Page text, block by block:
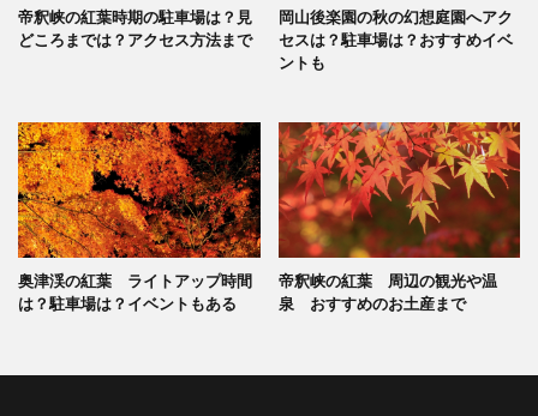
帝釈峡の紅葉時期の駐車場は？見
どころまでは？アクセス方法まで
岡山後楽園の秋の幻想庭園へアク
セスは？駐車場は？おすすめイベ
ントも
奥津渓の紅葉 ライトアップ時間
は？駐車場は？イベントもある
帝釈峡の紅葉 周辺の観光や温
泉 おすすめのお土産まで